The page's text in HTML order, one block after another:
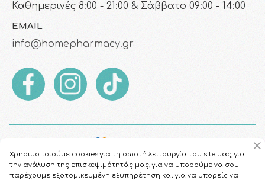
Καθημερινές 8:00 - 21:00 & Σάββατο 09:00 - 14:00
EMAIL
info@homepharmacy.gr
Χρησιμοποιούμε cookies για τη σωστή λειτουργία του site μας, για
την ανάλυση της επισκεψιμότητάς μας, για να μπορούμε να σου
παρέχουμε εξατομικευμένη εξυπηρέτηση και για να μπορείς να